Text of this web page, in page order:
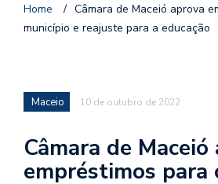
Home / Câmara de Maceió aprova
município e reajuste para a educação
Maceio 10 de outubro de 2022
Câmara de Maceió
empréstimos para